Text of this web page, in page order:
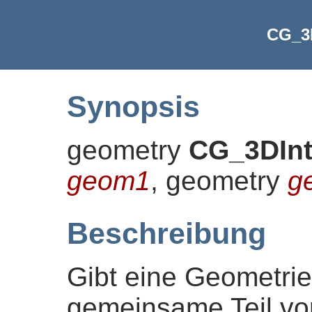
Synopsis
geometry
geom1, geometry
Beschreibung
Gibt eine